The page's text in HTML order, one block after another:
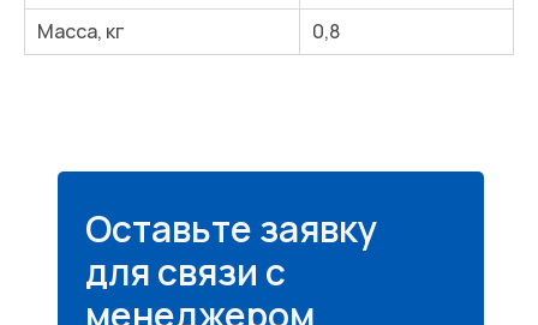
Масса, кг
0,8
Оставьте заявку
для связи с
менеджером